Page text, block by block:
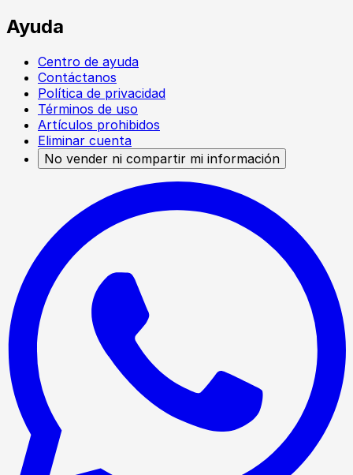
Ayuda
Centro de ayuda
Contáctanos
Política de privacidad
Términos de uso
Artículos prohibidos
Eliminar cuenta
No vender ni compartir mi información